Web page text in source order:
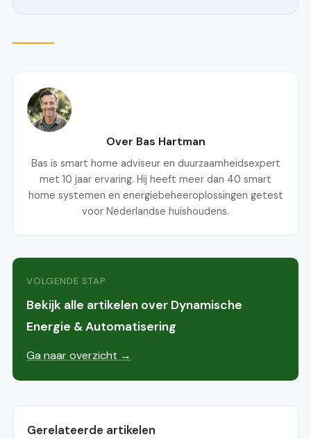
Over Bas Hartman
Bas is smart home adviseur en duurzaamheidsexpert
met 10 jaar ervaring. Hij heeft meer dan 40 smart
home systemen en energiebeheeroplossingen getest
voor Nederlandse huishoudens.
VOLGENDE STAP
Bekijk alle artikelen over Dynamische
Energie & Automatisering
Ga naar overzicht →
Gerelateerde artikelen